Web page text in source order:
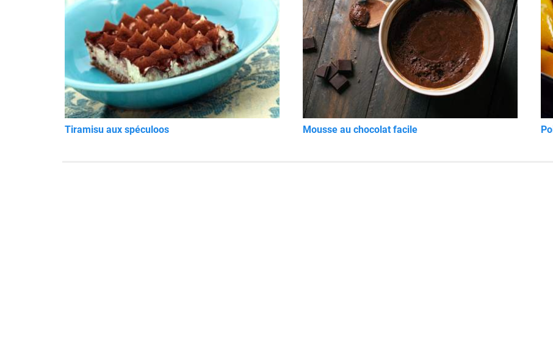
Tiramisu aux spéculoos Mousse au chocolat facile